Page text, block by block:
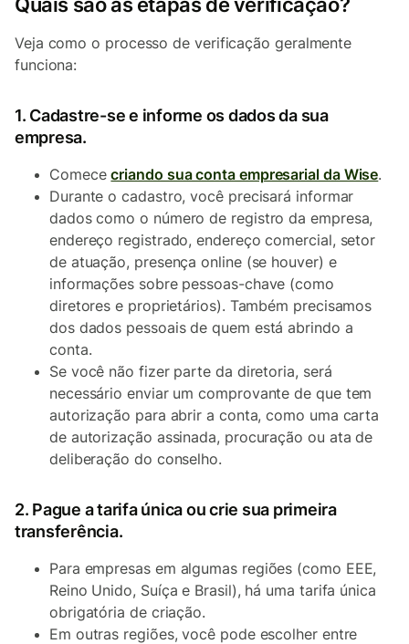
Veja como o processo de verificação geralmente
funciona:
1. Cadastre-se e informe os dados da sua
empresa.
Comececriando sua conta empresarial da Wise.
Durante o cadastro, você precisará informar
dados como o número de registro da empresa,
endereço registrado, endereço comercial, setor
de atuação, presença online (se houver) e
informações sobre pessoas-chave (como
diretores e proprietários). Também precisamos
dos dados pessoais de quem está abrindo a
conta.
Se você não fizer parte da diretoria, será
necessário enviar um comprovante de que tem
autorização para abrir a conta, como uma carta
de autorização assinada, procuração ou ata de
deliberação do conselho.
2. Pague a tarifa única ou crie sua primeira
transferência.
Para empresas em algumas regiões (como EEE,
Reino Unido, Suíça e Brasil), há uma tarifa única
obrigatória de criação.
Em outras regiões, você pode escolher entre